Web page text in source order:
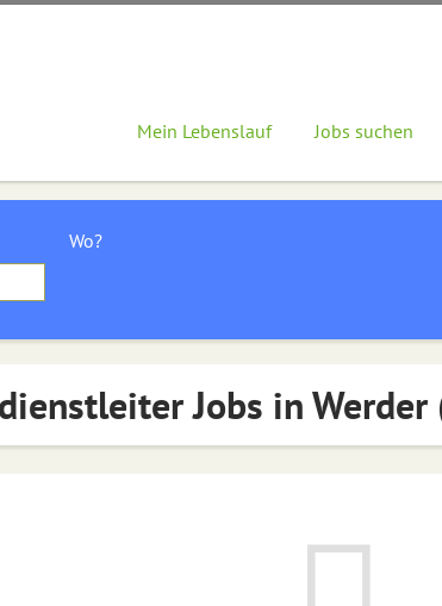
Mein Lebenslauf Jobs suchen
Wo?
Jobs in Werder